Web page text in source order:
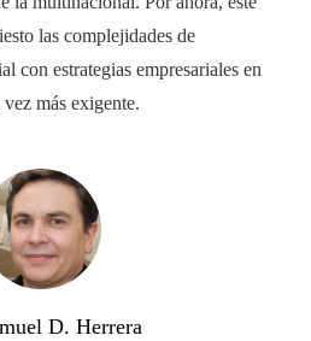
las complejidades de
con estrategias empresariales en
más exigente.
D. Herrera